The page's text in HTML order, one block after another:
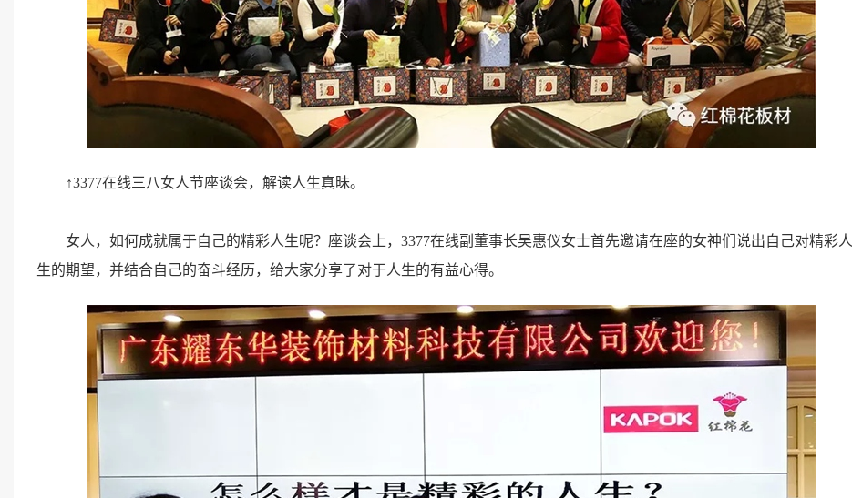
↑3377在线三八女人节座谈会，解读人生真昧。
女人，如何成就属于自己的精彩人生呢？座谈会上，3377在线副董事长吴惠仪女士首先邀请在座的女神们说出自己对精彩人
生的期望，并结合自己的奋斗经历，给大家分享了对于人生的有益心得。